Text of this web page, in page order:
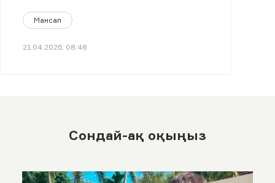
Мансап
21.04.2026, 08:48
Сондай-ақ оқыңыз